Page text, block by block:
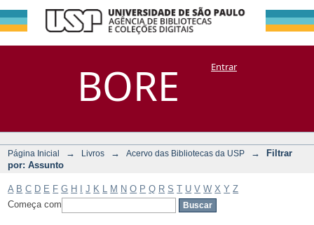
BORE
Filtrar por:
Assunto
DSpace/Manakin + CoriscoEntrar
Página Inicial → Livros → Acervo das Bibliotecas da USP →
Filtrar
por: Assunto
A B C D E F G H J K M N O P Q R S T U V W X Y Z
Começa com